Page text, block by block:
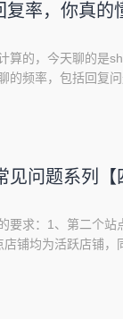
率，你真的
算的，今天聊的是
的频率，包括回复
信息总量（透过系
问题系列【
要求：1、第二个
铺均为活跃店铺，
店铺：该站点
新站点店铺开通后